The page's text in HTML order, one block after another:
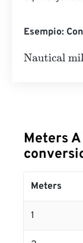
Esempio:
Nautical miles
Meters
Meters
1